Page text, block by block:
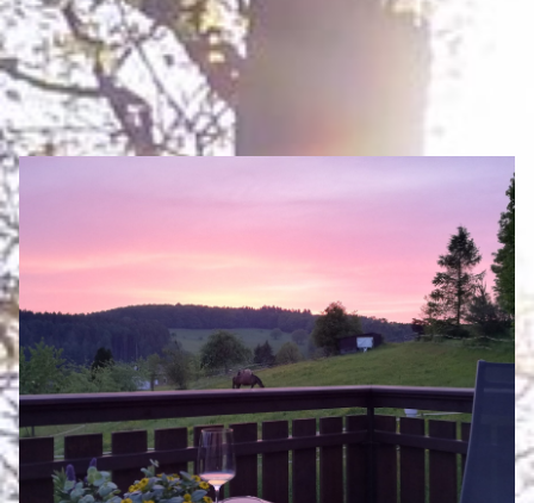
ÜBERNACHTEN
Eigenen Eintrag kostenlos erstellen >